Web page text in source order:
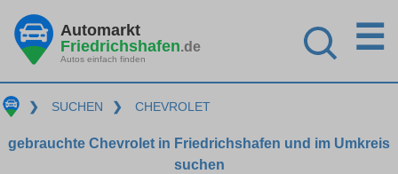
Automarkt
Friedrichshafen.de
Autos einfach finden
☰
❯ SUCHEN ❯ CHEVROLET
gebrauchte Chevrolet in Friedrichshafen und im Umkreis
suchen